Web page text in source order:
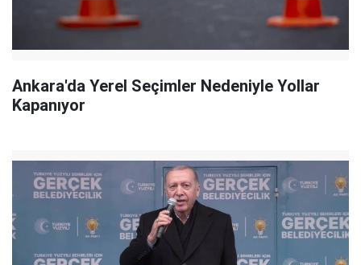
Ankara'da Yerel Seçimler Nedeniyle Yollar
Kapanıyor